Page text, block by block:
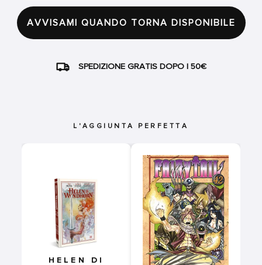
AVVISAMI QUANDO TORNA DISPONIBILE
SPEDIZIONE GRATIS DOPO I 50€
L'AGGIUNTA PERFETTA
HELEN DI